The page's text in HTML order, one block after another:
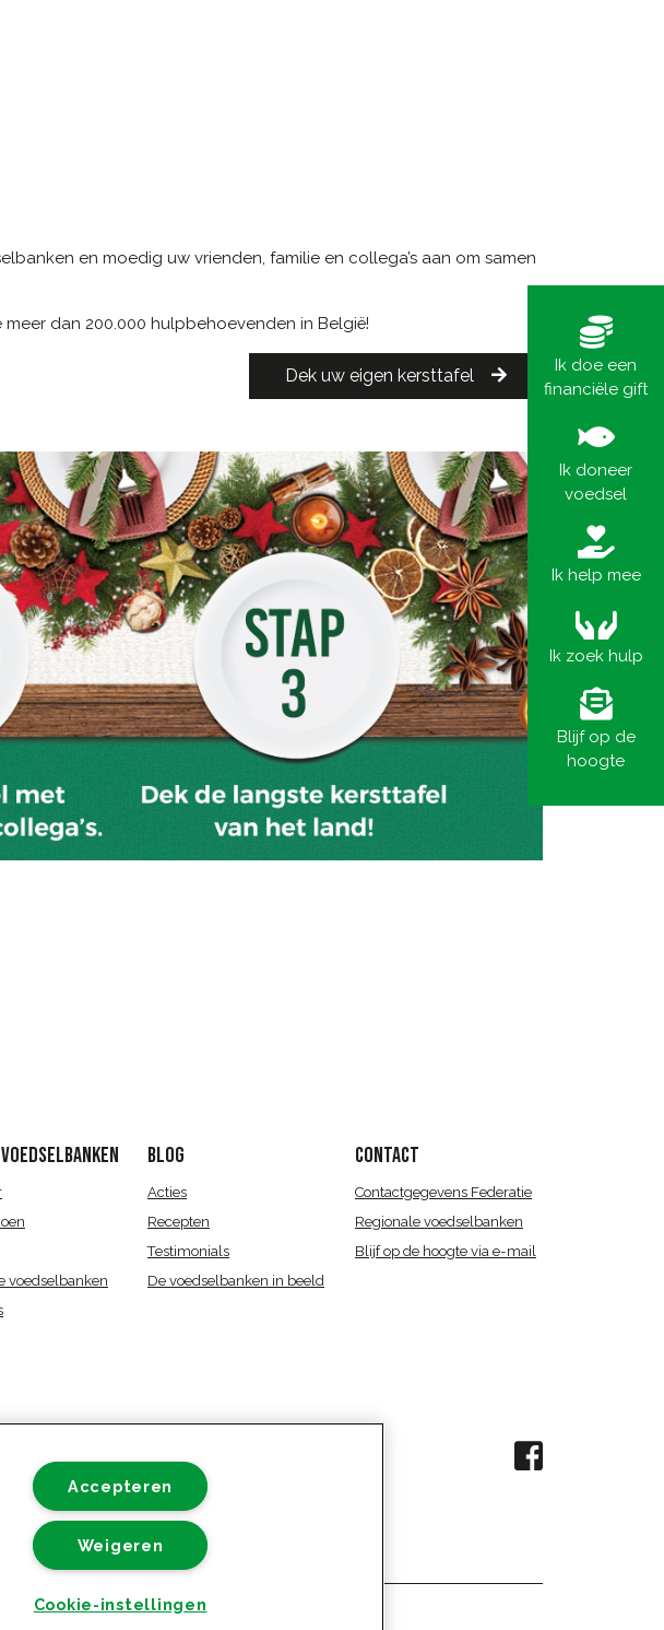
Ik doe een
financiële gift
Ik doneer
voedsel
Ik help mee
Ik zoek hulp
Blijf op de
hoogte
en moedig uw vrienden, familie en collega’s aan om samen
dan 200.000 hulpbehoevenden in België!
Dek uw eigen kersttafel
voedselbanken
BLOG
Acties
Recepten
Testimonials
De voedselbanken in beeld
CONTACT
Contactgegevens Federatie
Regionale voedselbanken
Blijf op de hoogte via e-mail
Accepteren
Weigeren
Cookie-instellingen